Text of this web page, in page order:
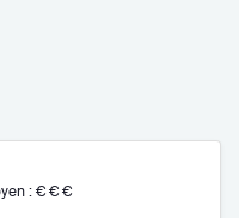
: €€€